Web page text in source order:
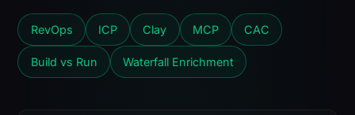
RevOps ICP Clay MCP CAC
Build vs Run Waterfall Enrichment